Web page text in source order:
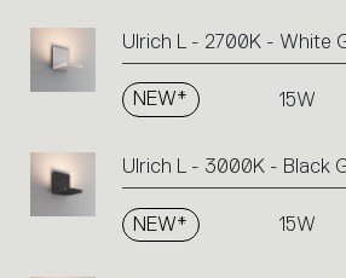
Ulrich L - 2700K - White
NEW* 15W
Ulrich L - 3000K - Black
NEW* 15W